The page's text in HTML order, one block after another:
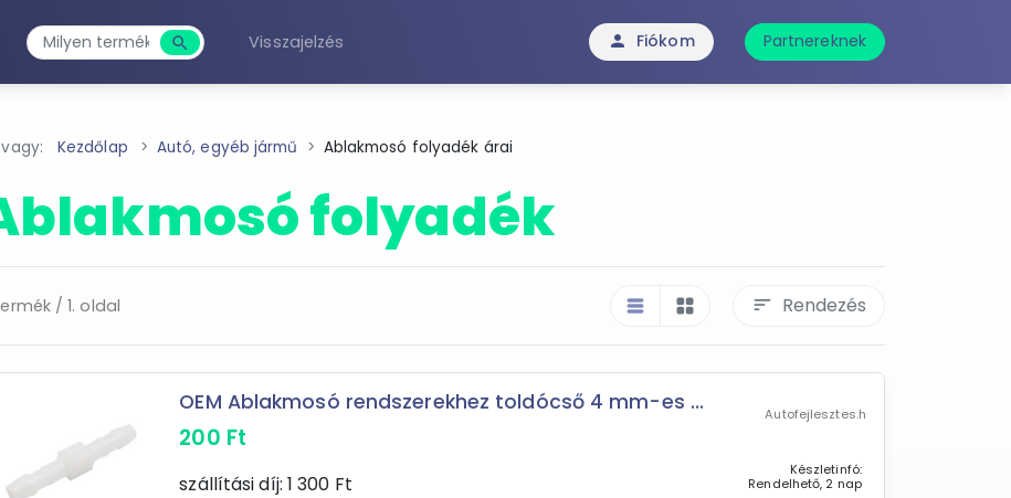
search
Keresés
Visszajelzés person Fiókom Partnereknek
Kezdőlap Autó, egyéb jármű Ablakmosó folyadék árai
folyadék
/ 1. oldal table_rows grid_view sort Rendezés
OEM Ablakmosó rendszerekhez toldócső 4 mm-es ...
200 Ft
szállítási díj: 1 300 Ft
Autofejlesztes.h
Készletinfó:
Rendelhető, 2 nap